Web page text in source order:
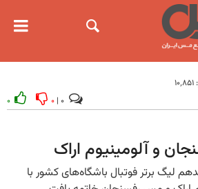
۰ ۰
و آلومینیوم اراک
لیگ برتر فوتبال باشگاه‌های کشور با